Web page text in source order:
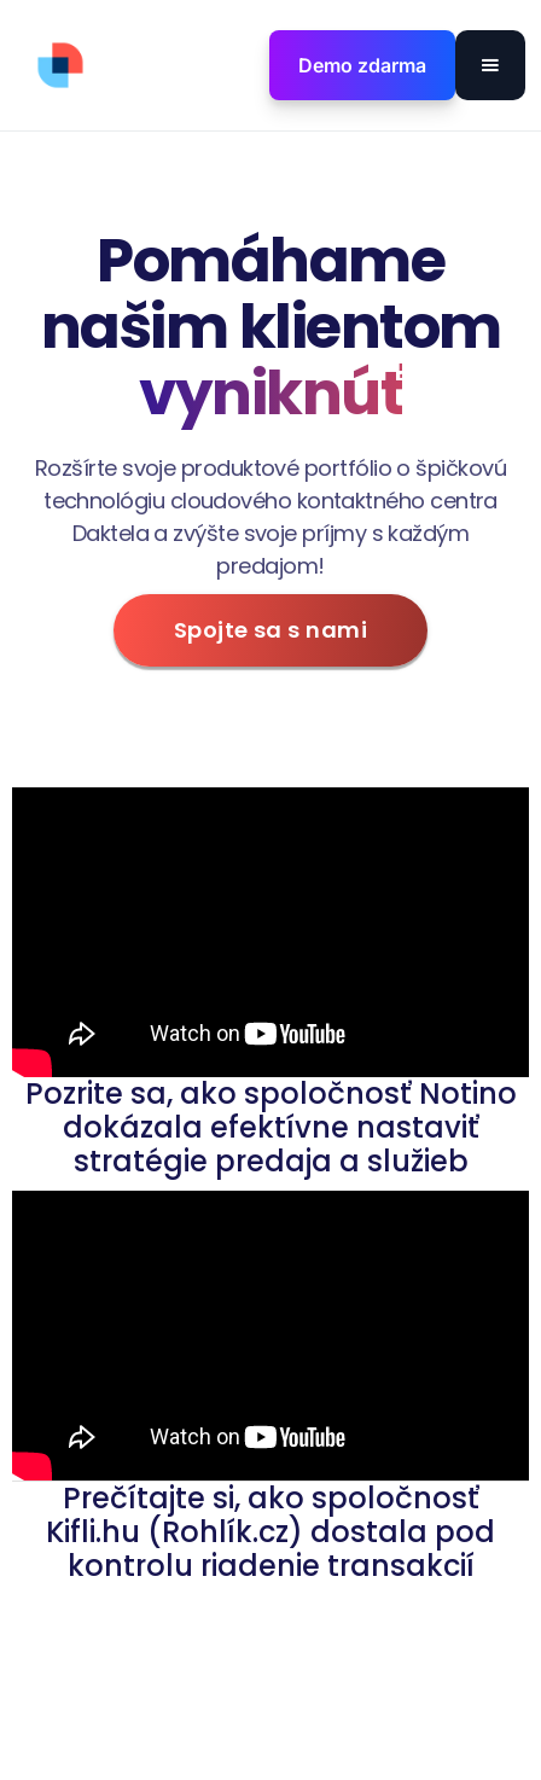
Demo zdarma
Pomáhame
našim klientom
vyniknúť
Rozšírte svoje produktové portfólio o špičkovú
technológiu cloudového kontaktného centra
Daktela a zvýšte svoje príjmy s každým
predajom!
Spojte sa s nami
Pozrite sa, ako spoločnosť Notino
dokázala efektívne nastaviť
stratégie predaja a služieb
Prečítajte si, ako spoločnosť
Kifli.hu (Rohlík.cz) dostala pod
kontrolu riadenie transakcií